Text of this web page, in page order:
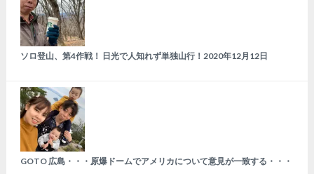
ソロ登山、第4作戦！ 日光で人知れず単独山行！ 2020年12月12日
GOTO 広島・・・原爆ドームでアメリカについて意見が一致する・・・